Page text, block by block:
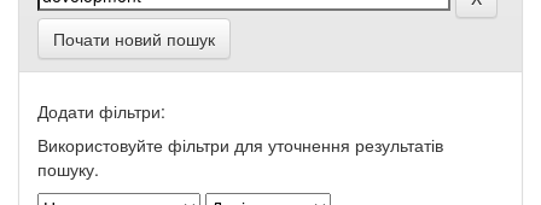
Почати новий пошук
Додати фільтри:
Використовуйте фільтри для уточнення результатів
пошуку.